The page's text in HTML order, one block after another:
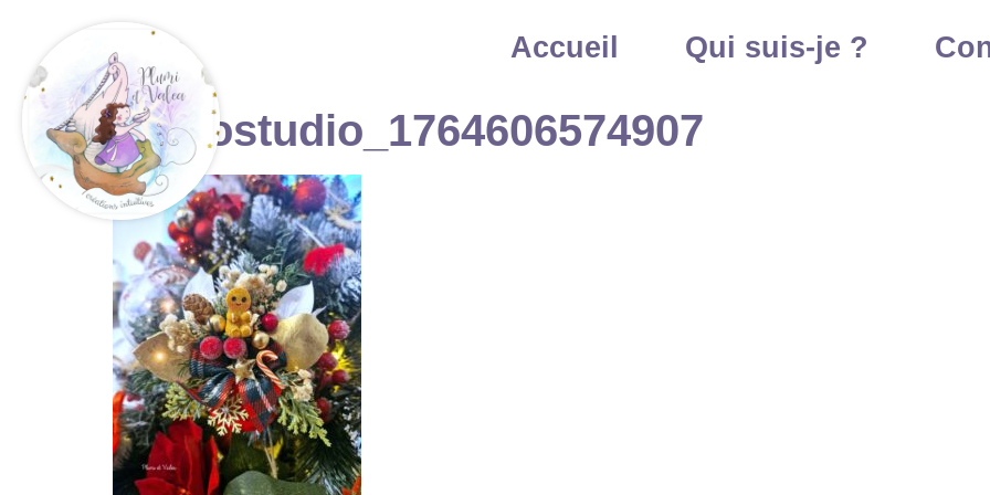
Accueil Qui suis-je ?
photostudio_1764606574907